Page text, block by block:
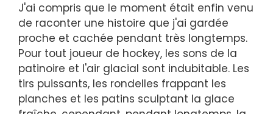
J'ai compris que le moment était enfin venu
de raconter une histoire que j'ai gardée
proche et cachée pendant très longtemps.
Pour tout joueur de hockey, les sons de la
patinoire et l'air glacial sont indubitable. Les
tirs puissants, les rondelles frappant les
planches et les patins sculptant la glace